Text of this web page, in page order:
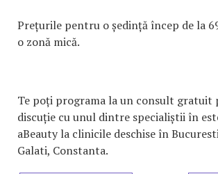
Prețurile pentru o ședință încep de la
o zonă mică.
Te poți programa la un consult gratuit
discuție cu unul dintre specialiștii în
aBeauty la clinicile deschise în
Galati, Constanta.